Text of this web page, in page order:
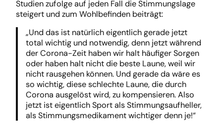
Studien zufolge auf jeden Fall die Stimmungslage
steigert und zum Wohlbefinden beiträgt:
„Und das ist natürlich eigentlich gerade jetzt
total wichtig und notwendig, denn jetzt während
der Corona-Zeit haben wir halt häufiger Sorgen
oder haben halt nicht die beste Laune, weil wir
nicht rausgehen können. Und gerade da wäre es
so wichtig, diese schlechte Laune, die durch
Corona ausgelöst wird, zu kompensieren. Also
jetzt ist eigentlich Sport als Stimmungsaufheller,
als Stimmungsmedikament wichtiger denn je!“